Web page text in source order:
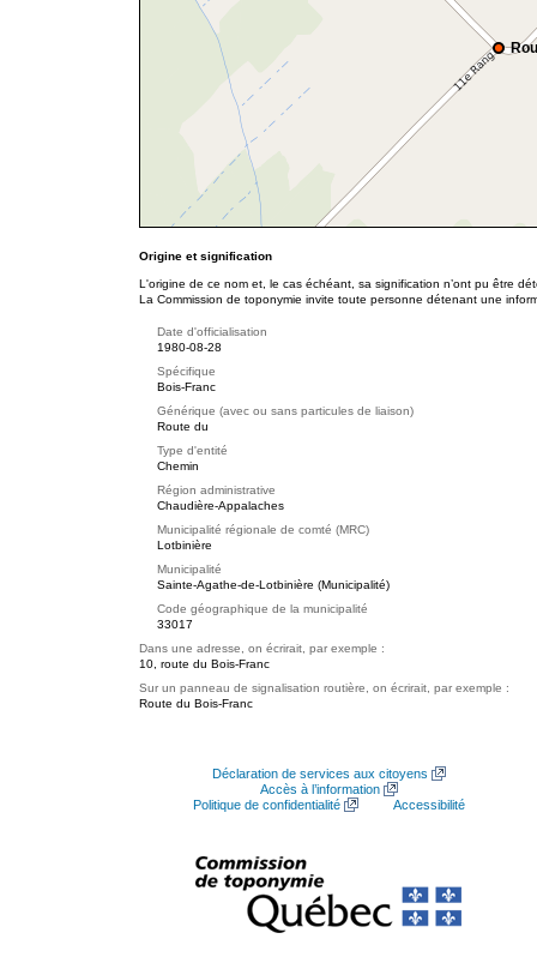
Origine et signification
L'origine de ce nom et, le cas échéant, sa signification n’ont pu être
La Commission de toponymie invite toute personne détenant une
Date d'officialisation
1980-08-28
Spécifique
Bois-Franc
Générique (avec ou sans particules de liaison)
Route du
Type d'entité
Chemin
Région administrative
Chaudière-Appalaches
Municipalité régionale de comté (MRC)
Lotbinière
Municipalité
Sainte-Agathe-de-Lotbinière (Municipalité)
Code géographique de la municipalité
33017
Dans une adresse, on écrirait, par exemple :
10, route du Bois-Franc
Sur un panneau de signalisation routière, on écrirait, par exemple :
Route du Bois-Franc
Déclaration de services aux citoyens
Accès à l’information
Politique de confidentialité
Accessibilité